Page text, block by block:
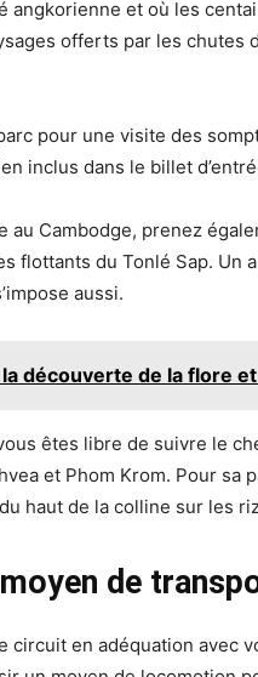
angkorienne et où les
offerts par les chutes
pour une visite des
inclus dans le billet
au Cambodge, prenez
flottants du Tonlé Sap.
aussi.
découverte de la flore
êtes libre de suivre le
et Phom Krom. Pour
haut de la colline sur les
de
circuit en adéquation avec